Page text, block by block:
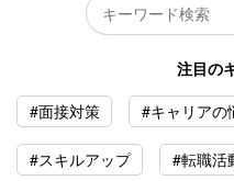
注目の
#面接対策
#キャリアの
#スキルアップ #転職活